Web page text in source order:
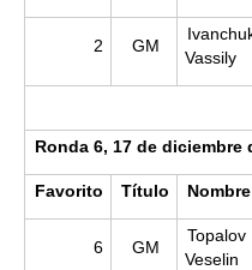
2 GM
Vassily
Ronda 6, 17 de diciembre
Favorito Título Nombre
6 GM
Topalov
Veselin